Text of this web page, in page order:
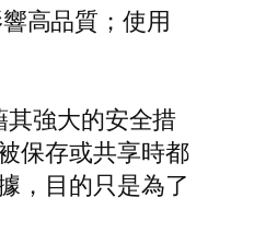
高品質；使用
其強大的安全措
保存或共享時都
，目的只是為了